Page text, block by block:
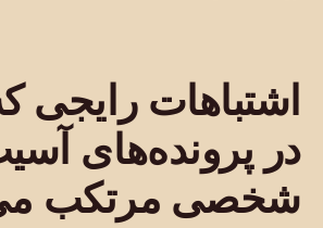
اشتباهات رایجی
در پرونده‌های
شخصی مرتکب